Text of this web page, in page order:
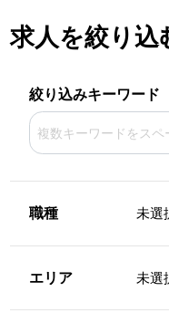
求人を絞り込
絞り込みキーワード
職種 未選
エリア 未選